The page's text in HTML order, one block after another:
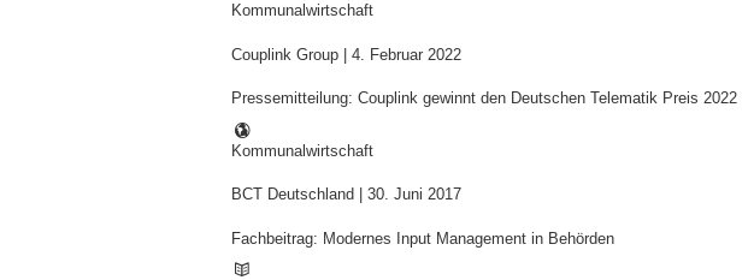
Kommunalwirtschaft
Couplink Group | 4. Februar 2022
Pressemitteilung: Couplink gewinnt den Deutschen Telematik Preis 2022
Kommunalwirtschaft
BCT Deutschland | 30. Juni 2017
Fachbeitrag: Modernes Input Management in Behörden